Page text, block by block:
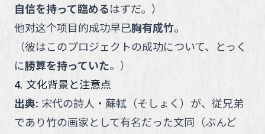
自信を持って臨めるはずだ。 ）
他对这个项目的成功早已胸有成竹。
（彼はこのプロジェクトの成功について、とっく
に勝算を持っていた。 ）
4. 文化背景と注意点
出典: 宋代の詩人・蘇軾（そしょく）が、従兄弟
であり竹の画家として有名だった文同（ぶんど